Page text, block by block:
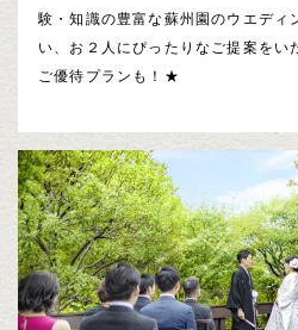
験・知識の豊富な蘇州園のウエディ
い、お２人にぴったりなご提案を
ご優待プランも！★